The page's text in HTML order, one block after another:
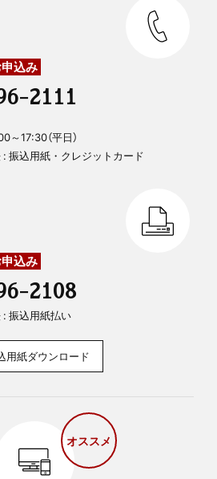
込み
2111
17:30（平日）
振込用紙・クレジットカード
込み
2108
振込用紙払い
用紙ダウンロード
オススメ